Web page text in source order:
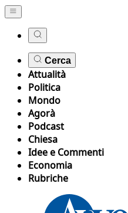
Cerca
Attualità
Politica
Mondo
Agorà
Podcast
Chiesa
Idee e Commenti
Economia
Rubriche